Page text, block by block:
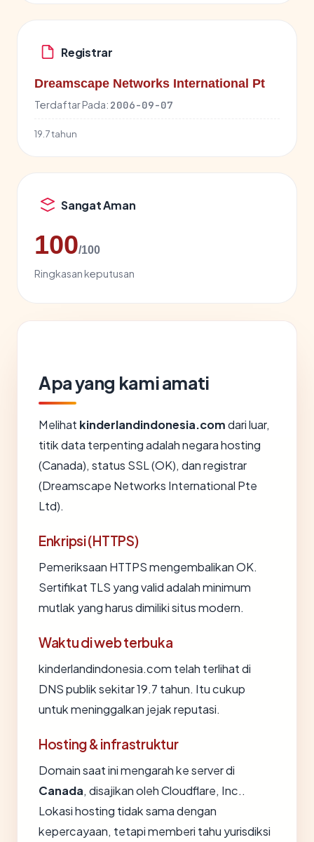
Registrar
Dreamscape Networks International Pt
Terdaftar Pada: 2006-09-07
19.7 tahun
Sangat Aman
100/100
Ringkasan keputusan
Apa yang kami amati
Melihat kinderlandindonesia.comdari luar,
titik data terpenting adalah negara hosting
(Canada), status SSL (OK), dan registrar
(Dreamscape Networks International Pte
Ltd).
Enkripsi (HTTPS)
Pemeriksaan HTTPS mengembalikan OK.
Sertifikat TLS yang valid adalah minimum
mutlak yang harus dimiliki situs modern.
Waktu di web terbuka
kinderlandindonesia.com telah terlihat di
DNS publik sekitar 19.7 tahun. Itu cukup
untuk meninggalkan jejak reputasi.
Hosting & infrastruktur
Domain saat ini mengarah ke server di
Canada, disajikan oleh Cloudflare, Inc..
Lokasi hosting tidak sama dengan
kepercayaan, tetapi memberi tahu yurisdiksi